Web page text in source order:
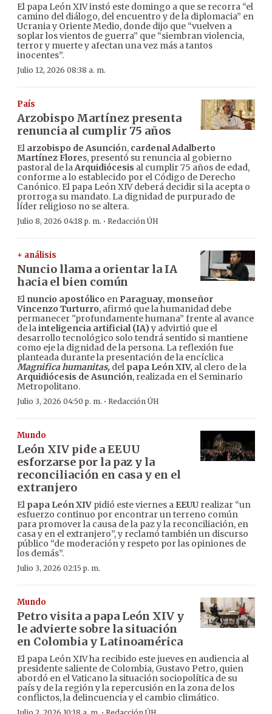
El papa León XIV instó este domingo a que se recorra “el
camino del diálogo, del encuentro y de la diplomacia” en
Ucrania y Oriente Medio, donde dijo que “vuelven a
soplar los vientos de guerra” que “siembran violencia,
terror y muerte y afectan una vez más a tantos
inocentes”.
Julio 12, 2026 08:38 a. m.
País
Arzobispo Martínez presenta
renuncia al cumplir 75 años
El arzobispo de Asunción, cardenal Adalberto
Martínez Flores, presentó su renuncia al gobierno
pastoral de laArquidiócesis al cumplir 75 años de edad,
conforme a lo establecido por el Código de Derecho
Canónico. El papa León XIV deberá decidir si la acepta o
prorroga su mandato. La dignidad de purpurado de
líder religioso no se altera.
Julio 8, 2026 04:18 p. m. · Redacción ÚH
+ análisis
Nuncio llama a orientar la IA
hacia el bien común
El nuncio apostólico en Paraguay, monseñor
Vincenzo Turturro, afirmó que la humanidad debe
permanecer ''profundamente humana” frente al avance
de lainteligencia artificial (IA)y advirtió que el
desarrollo tecnológico solo tendrá sentido si mantiene
como eje la dignidad de la persona. La reflexión fue
planteada durante la presentación de la encíclica
Magnifica humanitas, del papa León XIV, al clero de la
Arquidiócesis de Asunción, realizada en el Seminario
Metropolitano.
Julio 3, 2026 04:50 p. m. · Redacción ÚH
Mundo
León XIV pide a EEUU
esforzarse por la paz y la
reconciliación en casa y en el
extranjero
El papa León XIV pidió este viernes a EEUU realizar “un
esfuerzo continuo por encontrar un terreno común
para promover la causa de la paz y la reconciliación, en
casa y en el extranjero”, y reclamó también un discurso
público “de moderación y respeto por las opiniones de
los demás”.
Julio 3, 2026 02:15 p. m.
Mundo
Petro visita a papa León XIV y
le advierte sobre la situación
en Colombia y Latinoamérica
El papa León XIV ha recibido este jueves en audiencia al
presidente saliente de Colombia, Gustavo Petro, quien
abordó en el Vaticano la situación sociopolítica de su
país y de la región y la repercusión en la zona de los
conflictos, la delincuencia y el cambio climático.